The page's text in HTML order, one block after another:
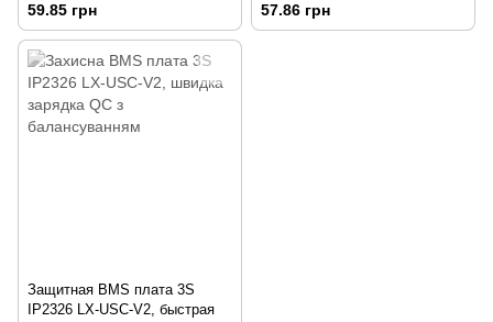
59.85 грн 57.86 грн
Защитная BMS плата 3S
IP2326 LX-USC-V2, быстрая